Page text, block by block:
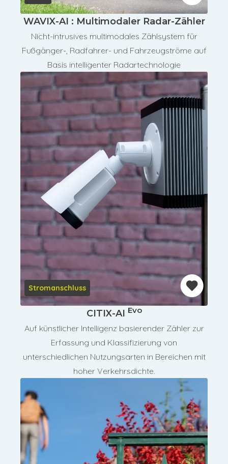
WAVIX-AI : Multimodaler Radar-Zähler
Nicht-intrusives multimodales Zählsystem für
Fußgänger-, Radfahrer- und Fahrzeugströme auf
Basis intelligenter Radartechnologie
Stromanschluss
CITIX-AI Evo
Auf künstlicher Intelligenz basierender Zähler zur
Erfassung und Klassifizierung von
unterschiedlichen Nutzungsarten in Bereichen mit
hoher Verkehrsdichte.